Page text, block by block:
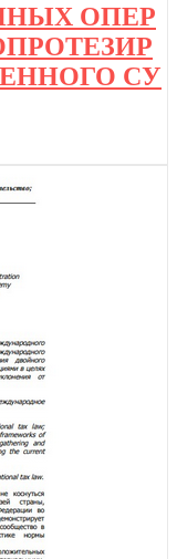
ОПЕР
СУ